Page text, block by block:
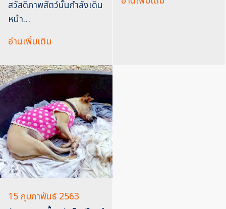
สวัสดิภาพสัตว์นั้นกำลังเดิน
หน้า…
อ่านเพิ่มเติม
15 กุมภาพันธ์ 2563